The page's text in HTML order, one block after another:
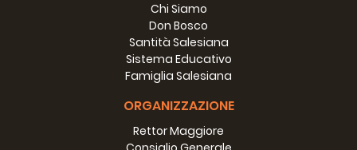
Chi Siamo
Don Bosco
Santità Salesiana
Sistema Educativo
Famiglia Salesiana
ORGANIZZAZIONE
Rettor Maggiore